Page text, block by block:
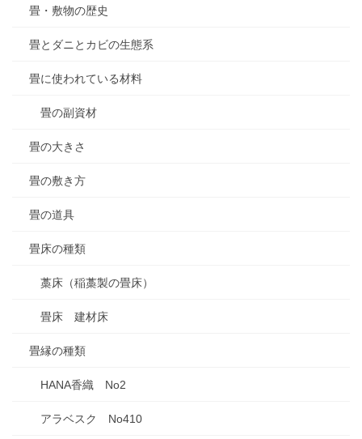
畳・敷物の歴史
畳とダニとカビの生態系
畳に使われている材料
畳の副資材
畳の大きさ
畳の敷き方
畳の道具
畳床の種類
藁床（稲藁製の畳床）
畳床 建材床
畳縁の種類
HANA香織 No2
アラベスク No410